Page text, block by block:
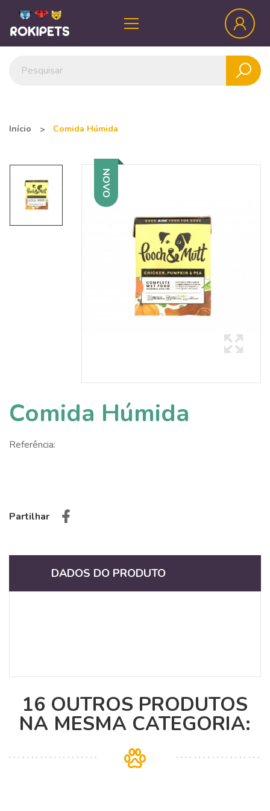
Início Comida Húmida
NOVO
Comida Húmida
Referência:
Partilhar
DADOS DO PRODUTO
16 OUTROS PRODUTOS
NA MESMA CATEGORIA: